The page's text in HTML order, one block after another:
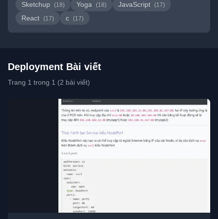
Sketchup (18) Yoga (18) JavaScript (17)
React (17) c (17)
Deployment Bài viết
Trang 1 trong 1 (2 bài viết)